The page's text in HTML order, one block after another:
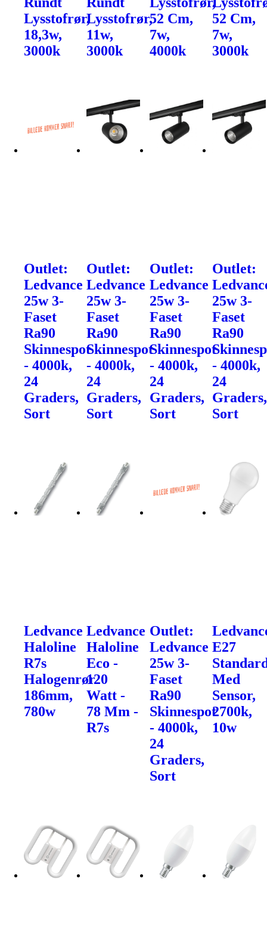
Lysstofrør,
18,3w,
3000k
Lysstofrør,
11w,
3000k
52 Cm,
7w,
4000k
52 Cm,
7w,
3000k
Outlet:
Ledvance
25w 3-
Faset
Ra90
Skinnespot
- 4000k,
24
Graders,
Sort
Outlet:
Ledvance
25w 3-
Faset
Ra90
Skinnespot
- 4000k,
24
Graders,
Sort
Outlet:
Ledvance
25w 3-
Faset
Ra90
Skinnespot
- 4000k,
24
Graders,
Sort
Outlet:
25w 3-
Faset
Ra90
- 4000k,
24
Graders,
Sort
Ledvance
Haloline
R7s
Halogenrør
186mm,
780w
Ledvance
Haloline
Eco -
120
Watt -
78 Mm -
R7s
Outlet:
Ledvance
25w 3-
Faset
Ra90
Skinnespot
- 4000k,
24
Graders,
Sort
E27
Med
Sensor,
2700k,
10w